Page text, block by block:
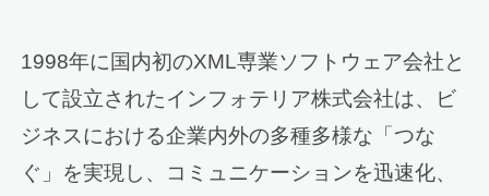
1998年に国内初のXML専業ソフトウェア会社と
して設立されたインフォテリア株式会社は、ビ
ジネスにおける企業内外の多種多様な「つな
ぐ」を実現し、コミュニケーションを迅速化、